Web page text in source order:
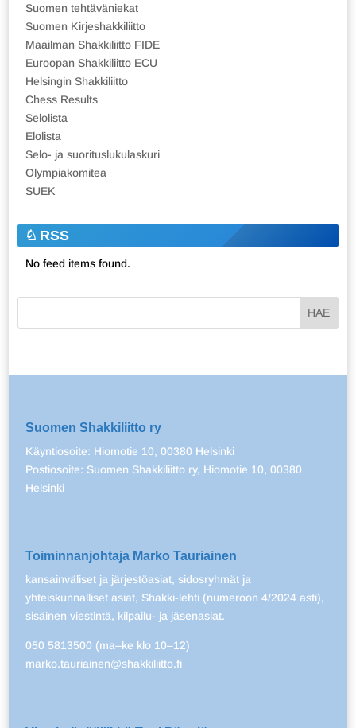
Suomen tehtäväniekat
Suomen Kirjeshakkiliitto
Maailman Shakkiliitto FIDE
Euroopan Shakkiliitto ECU
Helsingin Shakkiliitto
Chess Results
Selolista
Elolista
Selo- ja suorituslukulaskuri
Olympiakomitea
SUEK
RSS
No feed items found.
Suomen Shakkiliitto ry
Käyntiosoite: Hiomotie 10, 00380 Helsinki
Postiosoite: Suomen Shakkiliitto ry, Hiomotie 10, 00380
Helsinki
Toiminnanjohtaja Marko Tauriainen
kansainväliset ja järjestöasiat, sidosryhmät ja
yhteiskunnalliset asiat, Shakki-lehti (numeroon 4/2024 asti),
sisäinen viestintä, kilpailu- ja jäsenasiat.
050 5813500 (ma–ke klo 10–12)
marko.tauriainen@shakkiliitto.fi